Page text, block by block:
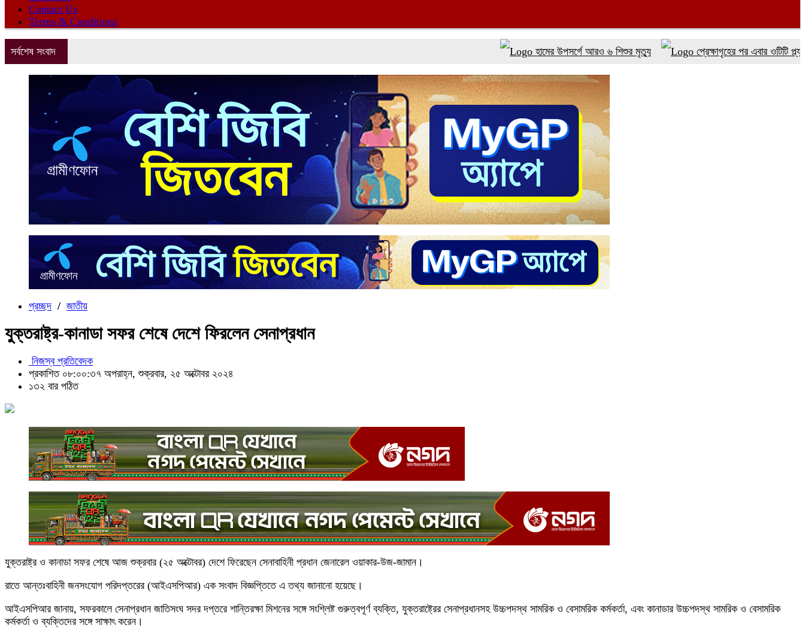
Contact Us
Terms & Conditions
সর্বশেষ সংবাদ হামের উপসর্গে আরও ৬ শিশুর মৃত্যু প্রেক্ষাগৃহের পর এবার ওটিটি প্ল্যাটফর্ম
প্রচ্ছদ / জাতীয়
যুক্তরাষ্ট্র-কানাডা সফর শেষে দেশে ফিরলেন সেনাপ্রধান
নিজস্ব প্রতিবেদক
প্রকাশিত ০৮:০০:৩৭ অপরাহ্ন, শুক্রবার, ২৫ অক্টোবর ২০২৪
১৩২ বার পঠিত
যুক্তরাষ্ট্র ও কানাডা সফর শেষে আজ শুক্রবার (২৫ অক্টোবর) দেশে ফিরেছেন সেনাবাহিনী প্রধান জেনারেল ওয়াকার-উজ-জামান।
রাতে আন্তঃবাহিনী জনসংযোগ পরিদপ্তরের (আইএসপিআর) এক সংবাদ বিজ্ঞপ্তিতে এ তথ্য জানানো হয়েছে।
আইএসপিআর জানায়, সফরকালে সেনাপ্রধান জাতিসংঘ সদর দপ্তরে শান্তিরক্ষা মিশনের সঙ্গে সংশ্লিষ্ট গুরুত্বপূর্ণ ব্যক্তি, যুক্তরাষ্ট্রের সেনাপ্রধানসহ উচ্চপদস্থ সামরিক ও বেসামরিক কর্মকর্তা, এবং কানাডার উচ্চপদস্থ সামরিক ও বেসামরিক
কর্মকর্তা ও ব্যক্তিদের সঙ্গে সাক্ষাৎ করেন।